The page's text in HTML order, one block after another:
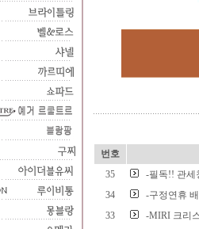
번호
35
-필독!! 관세
34
-구정연휴
33
-MIRI 크리